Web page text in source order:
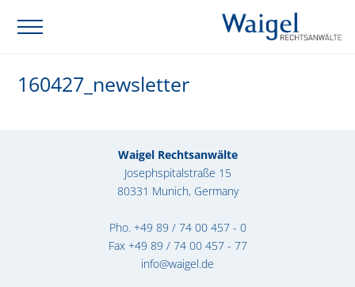
160427_newsletter
Waigel Rechtsanwälte
Josephspitalstraße 15
80331 Munich, Germany
Pho. +49 89 / 74 00 457 - 0
Fax +49 89 / 74 00 457 - 77
info@waigel.de